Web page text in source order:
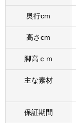
奥行cm
高さcm
脚高ｃｍ
主な素材
保証期間